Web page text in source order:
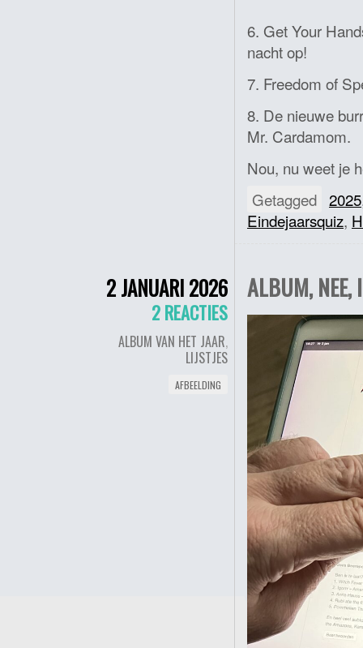
6. Get Your
nacht op!
7. Freedom of
8. De nieuwe
Mr. Cardamom.
Nou, nu weet je
Getagged 2025
Eindejaarsquiz,
2 JANUARI 2026
2 REACTIES
ALBUM VAN HET JAAR,
LIJSTJES
AFBEELDING
ALBUM, NEE,